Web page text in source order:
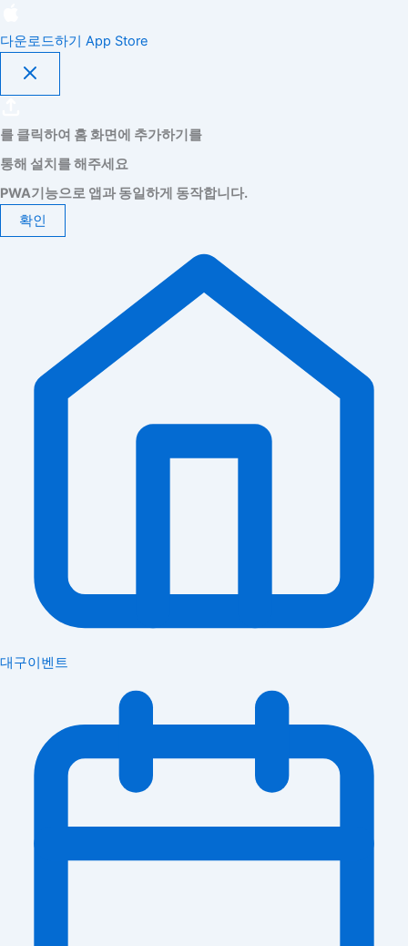
다운로드하기 App Store
를 클릭하여 홈 화면에 추가하기를
통해 설치를 해주세요
PWA기능으로 앱과 동일하게 동작합니다.
확인
대구이벤트